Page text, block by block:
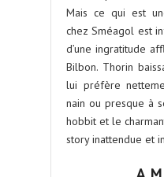
Mais ce qui est
chez Sméagol est
d’une ingratitude
Bilbon. Thorin
lui préfère
nain ou presque à
hobbit et le
story inattendue et